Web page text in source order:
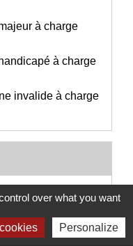
à charge
à charge
invalide à charge
des revenus
over what you want
Personalize